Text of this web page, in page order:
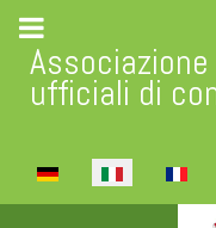
ufficiali di
Seleziona la tua lingua